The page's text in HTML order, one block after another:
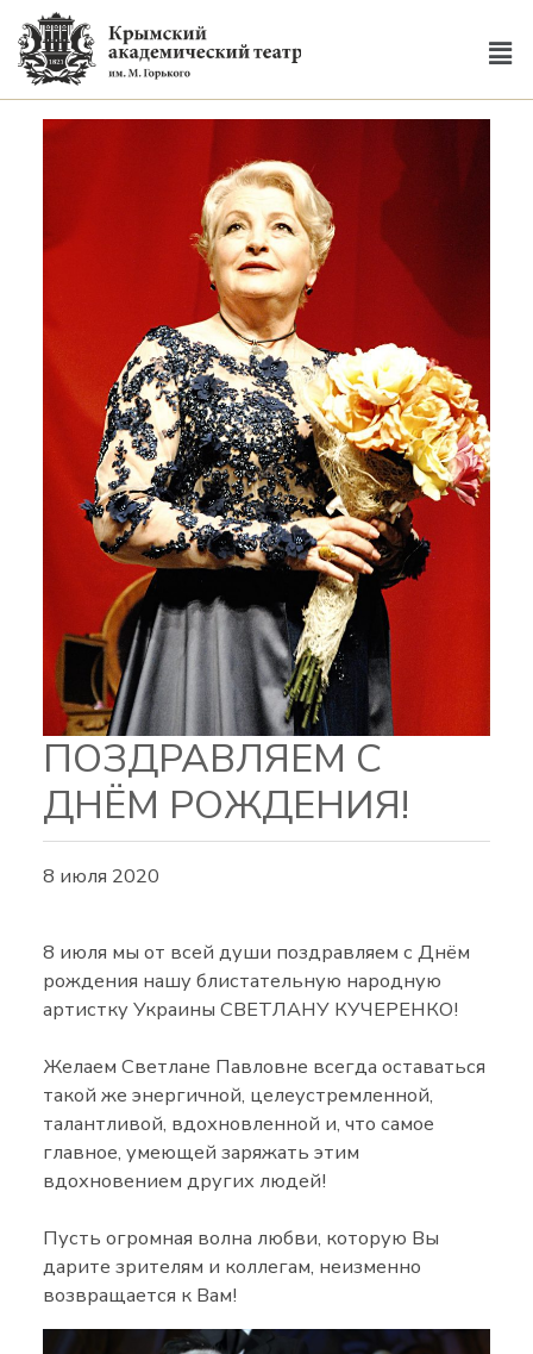
ПОЗДРАВЛЯЕМ С
ДНЁМ РОЖДЕНИЯ!
8 июля 2020
8 июля мы от всей души поздравляем с Днём
рождения нашу блистательную народную
артистку Украины СВЕТЛАНУ КУЧЕРЕНКО!
Желаем Светлане Павловне всегда оставаться
такой же энергичной, целеустремленной,
талантливой, вдохновленной и, что самое
главное, умеющей заряжать этим
вдохновением других людей!
Пусть огромная волна любви, которую Вы
дарите зрителям и коллегам, неизменно
возвращается к Вам!